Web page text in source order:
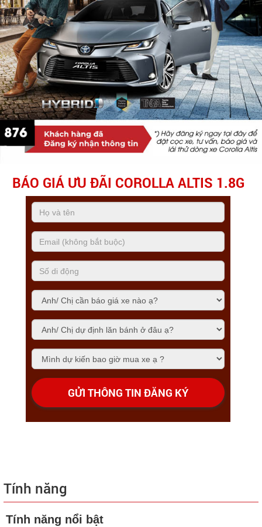
BÁO GIÁ ƯU ĐÃI COROLLA ALTIS 1.8G
GỬI THÔNG TIN ĐĂNG KÝ
Tính năng
Tính năng nổi bật